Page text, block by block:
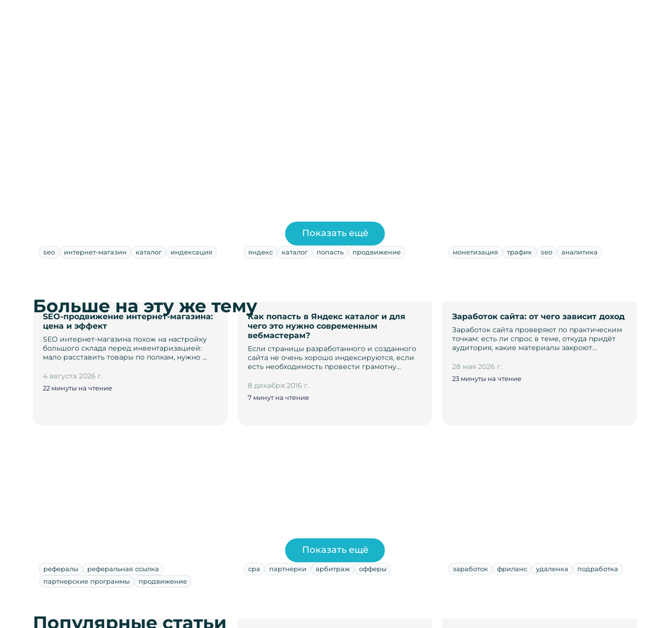
seo интернет-магазин каталог индексация
SEO-продвижение интернет-магазина:
цена и эффект
SEO интернет-магазина похож на настройку
большого склада перед инвентаризацией:
мало расставить товары по полкам, нужно …
4 августа 2026 г.
22 минуты на чтение
яндекс каталог попасть продвижение
Как попасть в Яндекс каталог и для
чего это нужно современным
вебмастерам?
Если страницы разработанного и созданного
сайта не очень хорошо индексируются, если
есть необходимость провести грамотну…
8 декабря 2016 г.
7 минут на чтение
монетизация трафик seo аналитика
Заработок сайта: от чего зависит доход
Заработок сайта проверяют по практическим
точкам: есть ли спрос в теме, откуда придёт
аудитория, какие материалы закроют…
28 мая 2026 г.
23 минуты на чтение
Показать ещё
Больше на эту же тему
рефералы
реферальная ссылка
партнерские программы
продвижение
cpa партнерки арбитраж офферы заработок фриланс удаленка подработка
Показать ещё
Популярные статьи